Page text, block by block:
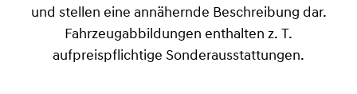
und stellen eine annähernde Beschreibung dar.
Fahrzeugabbildungen enthalten z. T.
aufpreispflichtige Sonderausstattungen.